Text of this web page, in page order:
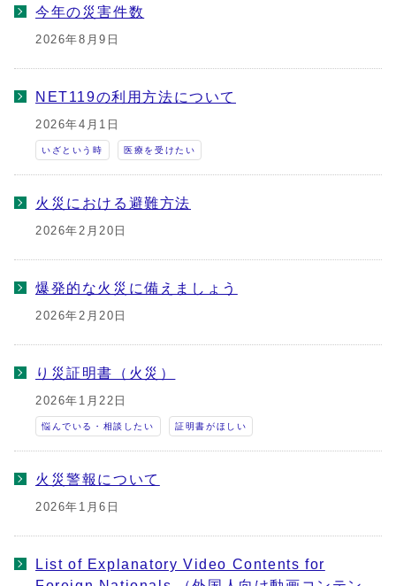
今年の災害件数
2026年8月9日
NET119の利用方法について
2026年4月1日
いざという時 医療を受けたい
火災における避難方法
2026年2月20日
爆発的な火災に備えましょう
2026年2月20日
り災証明書（火災）
2026年1月22日
悩んでいる・相談したい 証明書がほしい
火災警報について
2026年1月6日
List of Explanatory Video Contents for